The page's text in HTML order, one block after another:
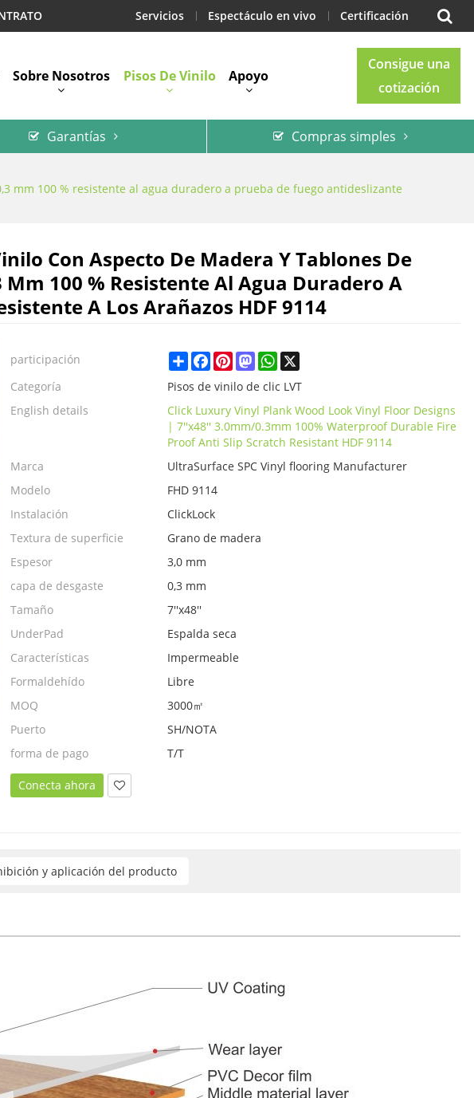
Servicios Espectáculo en vivo Certificación
Sobre Nosotros Pisos De Vinilo Apoyo
Consigue una
cotización
Garantías Compras simples
mm 100 % resistente al agua duradero a prueba de fuego antideslizante
Con Aspecto De Madera Y Tablones De
100 % Resistente Al Agua Duradero A
A Los Arañazos HDF 9114
participación ShareFacebookPinterestMastodonWhatsApp
Categoría
Pisos de vinilo de clic LVT
English details
Click Luxury Vinyl Plank Wood Look Vinyl Floor Designs
| 7''x48'' 3.0mm/0.3mm 100% Waterproof Durable Fire
Proof Anti Slip Scratch Resistant HDF 9114
Marca
UltraSurface SPC Vinyl flooring Manufacturer
Modelo
FHD 9114
Instalación
ClickLock
Textura de superficie
Grano de madera
Espesor
3,0 mm
capa de desgaste
0,3 mm
Tamaño
7''x48''
UnderPad
Espalda seca
Características
Impermeable
Formaldehído
Libre
MOQ
3000㎡
Puerto
SH/NOTA
forma de pago
T/T
Conecta ahora
y aplicación del producto